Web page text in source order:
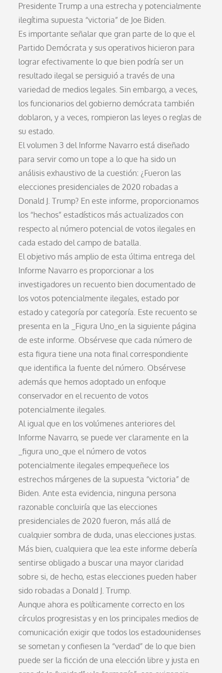
Presidente Trump a una estrecha y potencialmente
ilegítima supuesta “victoria” de Joe Biden.
Es importante señalar que gran parte de lo que el
Partido Demócrata y sus operativos hicieron para
lograr efectivamente lo que bien podría ser un
resultado ilegal se persiguió a través de una
variedad de medios legales. Sin embargo, a veces,
los funcionarios del gobierno demócrata también
doblaron, y a veces, rompieron las leyes o reglas de
su estado.
El volumen 3 del Informe Navarro está diseñado
para servir como un tope a lo que ha sido un
análisis exhaustivo de la cuestión: ¿Fueron las
elecciones presidenciales de 2020 robadas a
Donald J. Trump? En este informe, proporcionamos
los “hechos” estadísticos más actualizados con
respecto al número potencial de votos ilegales en
cada estado del campo de batalla.
El objetivo más amplio de esta última entrega del
Informe Navarro es proporcionar a los
investigadores un recuento bien documentado de
los votos potencialmente ilegales, estado por
estado y categoría por categoría. Este recuento se
presenta en la _Figura Uno_en la siguiente página
de este informe. Obsérvese que cada número de
esta figura tiene una nota final correspondiente
que identifica la fuente del número. Obsérvese
además que hemos adoptado un enfoque
conservador en el recuento de votos
potencialmente ilegales.
Al igual que en los volúmenes anteriores del
Informe Navarro, se puede ver claramente en la
_figura uno_que el número de votos
potencialmente ilegales empequeñece los
estrechos márgenes de la supuesta “victoria” de
Biden. Ante esta evidencia, ninguna persona
razonable concluiría que las elecciones
presidenciales de 2020 fueron, más allá de
cualquier sombra de duda, unas elecciones justas.
Más bien, cualquiera que lea este informe debería
sentirse obligado a buscar una mayor claridad
sobre si, de hecho, estas elecciones pueden haber
sido robadas a Donald J. Trump.
Aunque ahora es políticamente correcto en los
círculos progresistas y en los principales medios de
comunicación exigir que todos los estadounidenses
se sometan y confiesen la “verdad” de lo que bien
puede ser la ficción de una elección libre y justa en